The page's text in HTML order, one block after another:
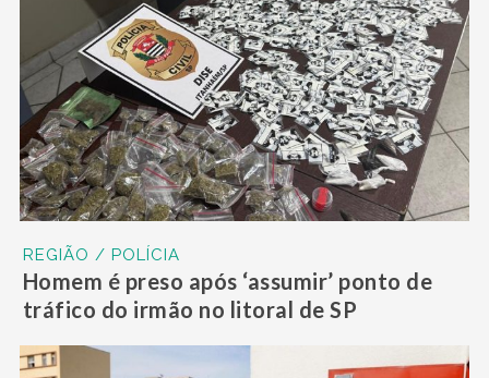
REGIÃO / POLÍCIA
Homem é preso após ‘assumir’ ponto de
tráfico do irmão no litoral de SP